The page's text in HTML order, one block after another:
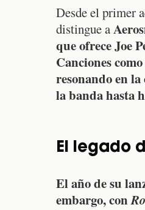
Desde el primer
distingue a
que ofreceJoe
Canciones como
resonando en
la banda hasta
El legado
El año de su
embargo, con